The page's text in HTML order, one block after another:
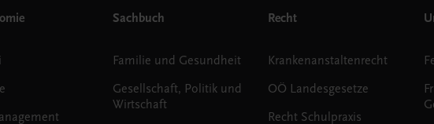
Sachbuch
Familie und Gesundheit
Gesellschaft, Politik und
Wirtschaft
Recht
Krankenanstaltenrecht
OÖ Landesgesetze
Recht Schulpraxis